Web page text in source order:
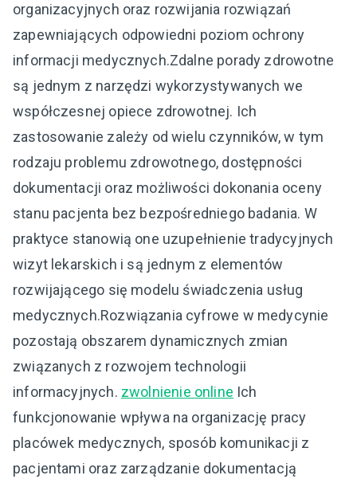
organizacyjnych oraz rozwijania rozwiązań
zapewniających odpowiedni poziom ochrony
informacji medycznych.Zdalne porady zdrowotne
są jednym z narzędzi wykorzystywanych we
współczesnej opiece zdrowotnej. Ich
zastosowanie zależy od wielu czynników, w tym
rodzaju problemu zdrowotnego, dostępności
dokumentacji oraz możliwości dokonania oceny
stanu pacjenta bez bezpośredniego badania. W
praktyce stanowią one uzupełnienie tradycyjnych
wizyt lekarskich i są jednym z elementów
rozwijającego się modelu świadczenia usług
medycznych.Rozwiązania cyfrowe w medycynie
pozostają obszarem dynamicznych zmian
związanych z rozwojem technologii
informacyjnych. zwolnienie online Ich
funkcjonowanie wpływa na organizację pracy
placówek medycznych, sposób komunikacji z
pacjentami oraz zarządzanie dokumentacją